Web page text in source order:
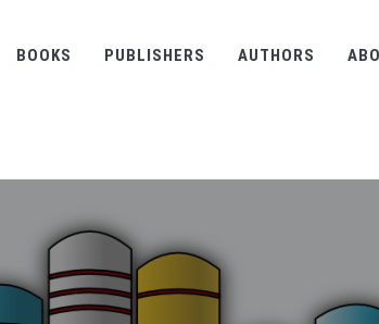
BOOKS PUBLISHERS AUTHORS